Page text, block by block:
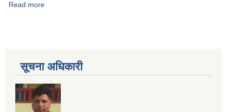
Read more
सूचना अधिकारी